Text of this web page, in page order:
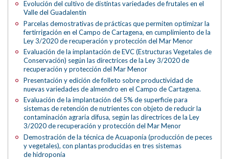
Evolución del cultivo de distintas variedades de frutales en el
Valle del Guadalentín
Parcelas demostrativas de prácticas que permiten optimizar la
fertirrigación en el Campo de Cartagena, en cumplimiento de la
Ley 3/2020 de recuperación y protección del Mar Menor
Evaluación de la implantación de EVC (Estructuras Vegetales de
Conservación) según las directrices de la Ley 3/2020 de
recuperación y protección del Mar Menor
Presentación y edición de folleto sobre productividad de
nuevas variedades de almendro en el Campo de Cartagena.
Evaluación de la implantación del 5% de superficie para
sistemas de retención de nutrientes con objeto de reducir la
contaminación agraria difusa, según las directrices de la Ley
3/2020 de recuperación y protección del Mar Menor
Demostración de la técnica de Acuaponía (producción de peces
y vegetales), con plantas producidas en tres sistemas
de hidroponía